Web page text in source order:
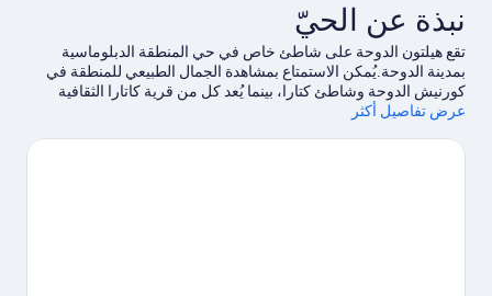
نبذة عن الحيّ
تقع هيلتون الدوحة ‏على شاطئ خاص في حي المنطقة الدبلوماسية
بمدينة الدوحة.يُمكن الاستمتاع بمشاهدة الجمال الطبيعي للمنطقة في
كورنيش الدوحة وشاطئ كتارا، بينما يُعد كل من قرية كاتارا الثقافية
ومتحف الفن الإسلامي من المعالم الثقافية البارزة.هل ترغب في
في مجمع أسباير زون.
عرض تفاصيل أكثر